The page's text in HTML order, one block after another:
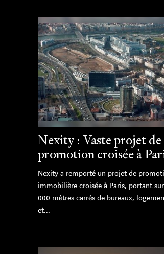
Nexity : Vaste projet de
promotion croisée à
Nexity a remporté un projet de
immobilière croisée à Paris, portant
000 mètres carrés de bureaux,
et...